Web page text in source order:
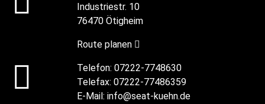
Industriestr. 10
76470 Ötigheim
Route planen
Telefon: 07222-7748630
Telefax: 07222-77486359
E-Mail: info@seat-kuehn.de